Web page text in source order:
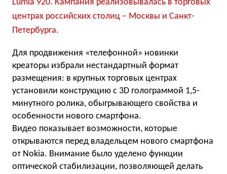
Lumia 920. Кампания реализовывалась в торговых
центрах российских столиц – Москвы и Санкт-
Петербурга.
Для продвижения «телефонной» новинки
креаторы избрали нестандартный формат
размещения: в крупных торговых центрах
установили конструкцию с 3D голограммой 1,5-
минутного ролика, обыгрывающего свойства и
особенности нового смартфона.
Видео показывает возможности, которые
открываются перед владельцем нового смартфона
от Nokia. Внимание было уделено функции
оптической стабилизации, позволяющей делать